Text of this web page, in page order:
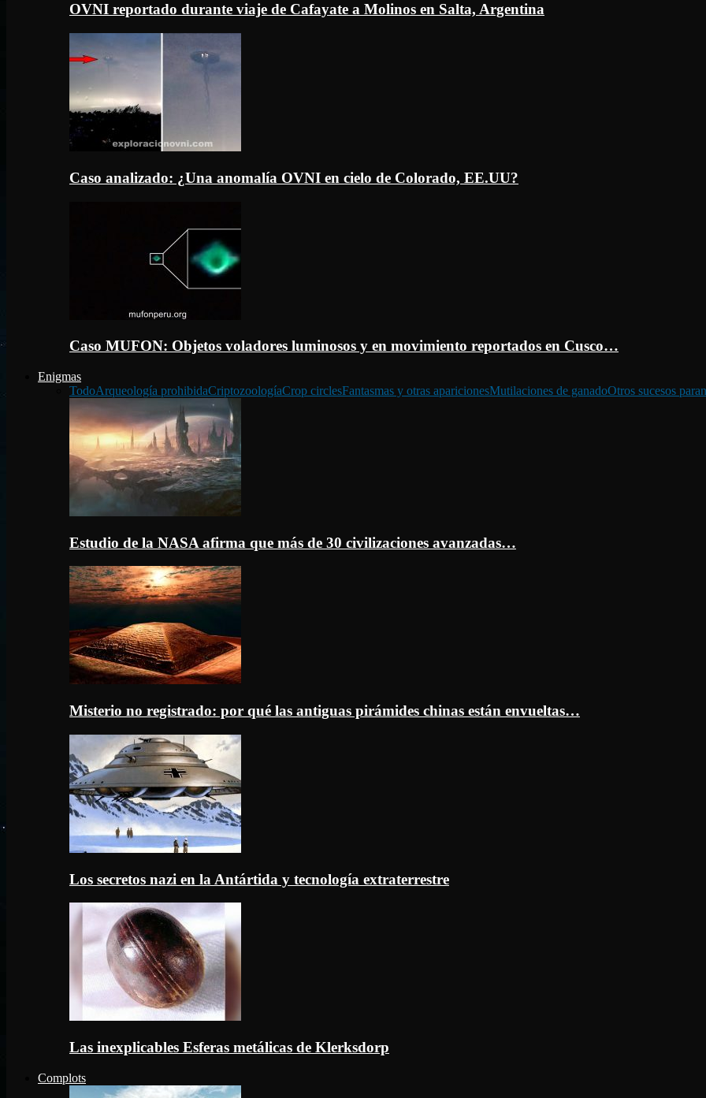
OVNI reportado durante viaje de Cafayate a Molinos en Salta, Argentina
Caso analizado: ¿Una anomalía OVNI en cielo de Colorado, EE.UU?
Caso MUFON: Objetos voladores luminosos y en movimiento reportados en Cusco…
Enigmas
TodoArqueología prohibidaCriptozoologíaCrop circlesFantasmas y otras aparicionesMutilaciones de ganadoOtros sucesos
Estudio de la NASA afirma que más de 30 civilizaciones avanzadas…
Misterio no registrado: por qué las antiguas pirámides chinas están envueltas…
Los secretos nazi en la Antártida y tecnología extraterrestre
Las inexplicables Esferas metálicas de Klerksdorp
Complots